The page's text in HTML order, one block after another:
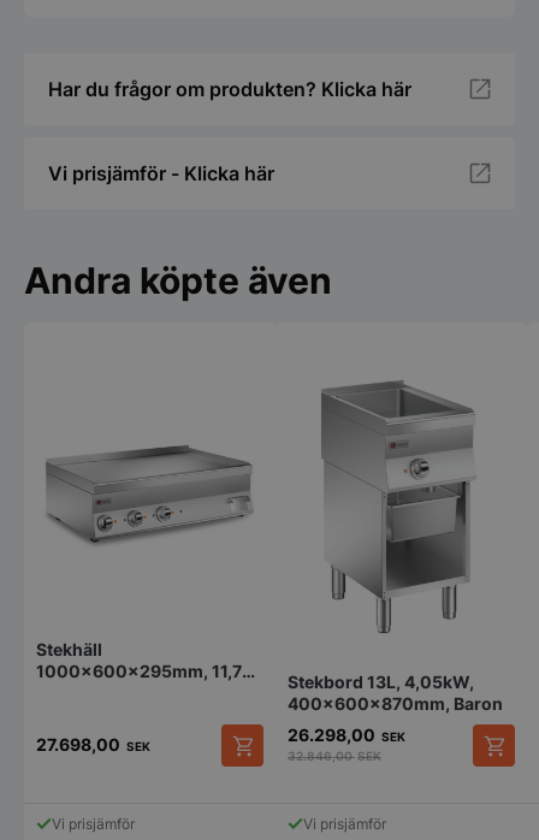
Har du frågor om produkten? Klicka här
Vi prisjämför - Klicka här
Andra köpte även
Stekhäll
1000x600x295mm, 11,7
27.698,00 SEK
produkten
Vi prisjämför
Stekbord 13L, 4,05kW,
400x600x870mm, Baron
26.298,00 SEK
32.846,00SEK
Vi prisjämför